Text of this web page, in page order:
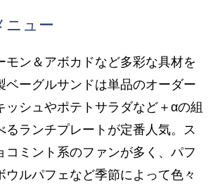
ニュー
モン＆アボカドなど多彩な具材を
ベーグルサンドは単品のオーダー
ッシュやポテトサラダなど＋αの組
るランチプレートが定番人気。ス
コミント系のファンが多く、パフ
ウルパフェなど季節によって色々